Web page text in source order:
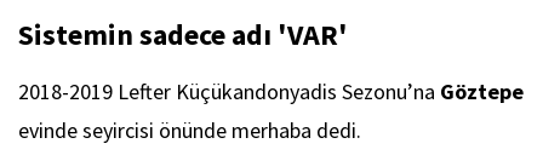
Sistemin sadece adı 'VAR'
2018-2019 Lefter Küçükandonyadis Sezonu’na Göztepe
evinde seyircisi önünde merhaba dedi.